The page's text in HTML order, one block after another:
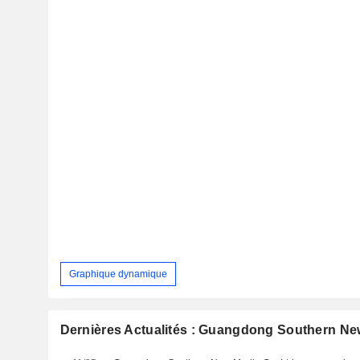
Graphique dynamique
Dernières Actualités : Guangdong Southern